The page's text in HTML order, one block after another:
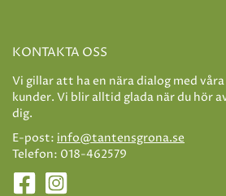
KONTAKTA OSS
Vi gillar att ha en nära dialog med våra
kunder. Vi blir alltid glada när du hör
dig.
E-post: info@tantensgrona.se
Telefon: 018-462579